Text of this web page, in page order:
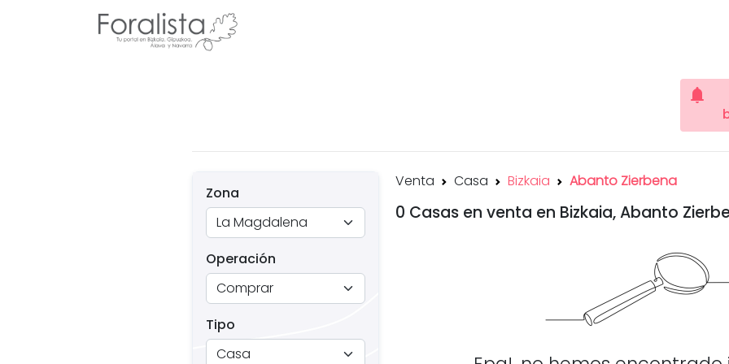
notifications
Zona
Operación
Tipo
Venta Casa Bizkaia Abanto Zierbena
0 Casas en venta en Bizkaia, Abanto